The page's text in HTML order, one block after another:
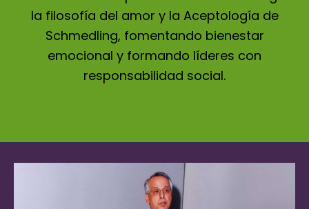
la filosofía del amor y la Aceptología de
Schmedling, fomentando bienestar
emocional y formando líderes con
responsabilidad social.